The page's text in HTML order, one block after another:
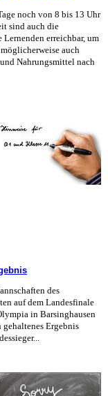
noch von 8 bis 13 Uhr
sind auch die
erreichbar, um
auch
Nahrungsmittel nach
des
auf dem Landesfinale
in Barsinghausen
Ergebnis